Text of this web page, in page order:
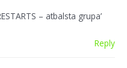
– atbalsta grupa’
Reply